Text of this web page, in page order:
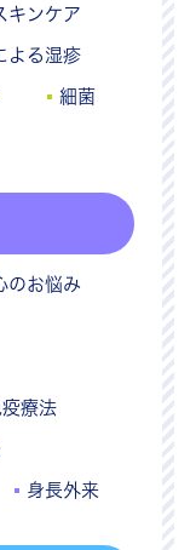
キンケア
よる湿疹
細菌
のお悩み
療法
身長外来